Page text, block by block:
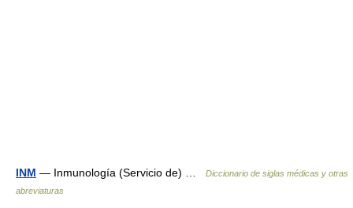
INM — Inmunología (Servicio de) …
Diccionario de siglas médicas y otras
abreviaturas